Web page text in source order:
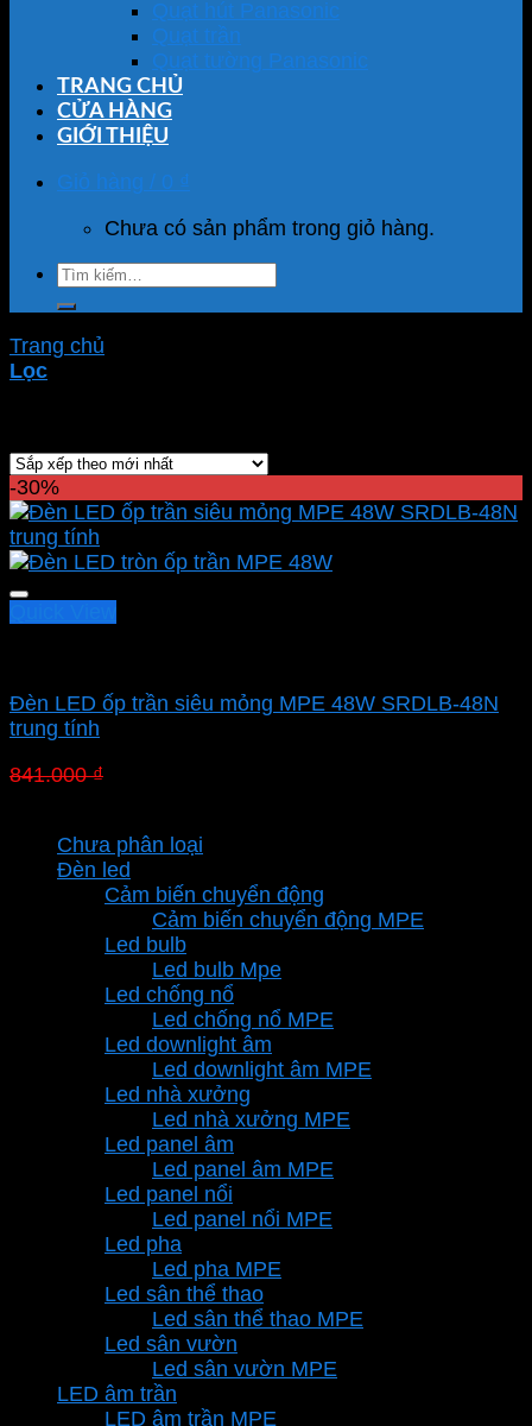
Quạt hút Panasonic
Quạt trần
Quạt tường Panasonic
TRANG CHỦ
CỬA HÀNG
GIỚI THIỆU
Giỏ hàng / 0 ₫
Chưa có sản phẩm trong giỏ hàng.
Tìm
kiếm:
Trang chủ
Lọc
-30%
Đèn LED ốp trần siêu mỏng MPE 48W SRDLB-48N
trung tính
841.000₫
841.000 ₫.là:
Chưa phân loại
Đèn led
Cảm biến chuyển động
Cảm biến chuyển động MPE
Led bulb
Led bulb Mpe
Led chống nổ
Led chống nổ MPE
Led downlight âm
Led downlight âm MPE
Led nhà xưởng
Led nhà xưởng MPE
Led panel âm
Led panel âm MPE
Led panel nổi
Led panel nổi MPE
Led pha
Led pha MPE
Led sân thể thao
Led sân thể thao MPE
Led sân vườn
Led sân vườn MPE
LED âm trần
LED âm trần MPE